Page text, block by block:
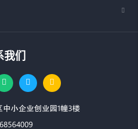
我们
小企业创业园1幢3楼